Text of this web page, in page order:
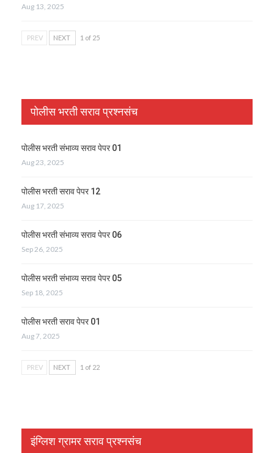
Aug 13, 2025
PREV NEXT 1 of 25
पोलीस भरती सराव प्रश्नसंच
पोलीस भरती संभाव्य सराव पेपर 01
Aug 23, 2025
पोलीस भरती सराव पेपर 12
Aug 17, 2025
पोलीस भरती संभाव्य सराव पेपर 06
Sep 26, 2025
पोलीस भरती संभाव्य सराव पेपर 05
Sep 18, 2025
पोलीस भरती सराव पेपर 01
Aug 7, 2025
PREV NEXT 1 of 22
इंग्लिश ग्रामर सराव प्रश्नसंच